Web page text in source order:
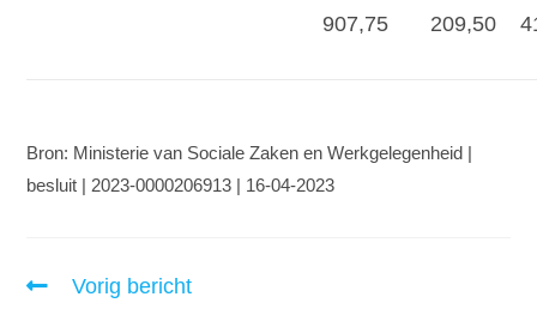
907,75
209,50
Bron: Ministerie van Sociale Zaken en Werkgelegenheid |
besluit | 2023-0000206913 | 16-04-2023
Vorig bericht